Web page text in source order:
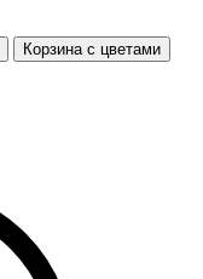
Корзина с цветами